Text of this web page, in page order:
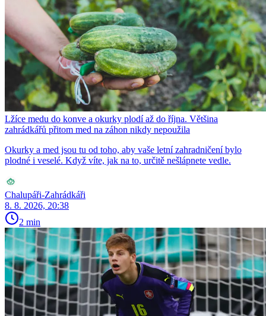
Lžíce medu do konve a okurky plodí až do října. Většina
zahrádkářů přitom med na záhon nikdy nepoužila
Okurky a med jsou tu od toho, aby vaše letní zahradničení bylo
plodné i veselé. Když víte, jak na to, určitě nešlápnete vedle.
Chalupáři-Zahrádkáři
8. 8. 2026, 20:38
2 min